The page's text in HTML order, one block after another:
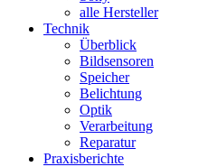
alle Hersteller
Technik
Überblick
Bildsensoren
Speicher
Belichtung
Optik
Verarbeitung
Reparatur
Praxisberichte